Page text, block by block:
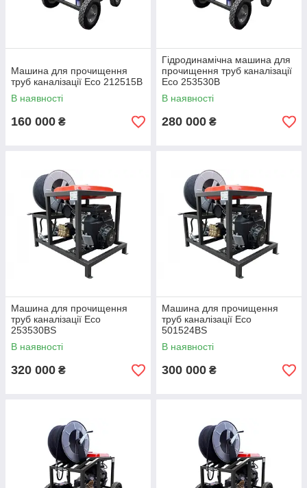
Машина для прочищення
труб каналізації Eco 212515B
В наявності
160 000 ₴
Гідродинамічна машина для
прочищення труб каналізації
Eco 253530B
В наявності
280 000 ₴
Машина для прочищення
труб каналізації Eco
253530BS
В наявності
320 000 ₴
Машина для прочищення
труб каналізації Eco
501524BS
В наявності
300 000 ₴